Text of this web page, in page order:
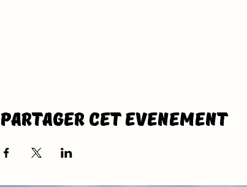
Partager cet evenement